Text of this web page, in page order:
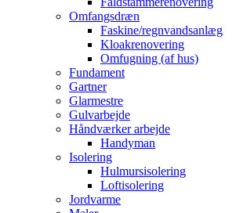
Omfangsdræn
Faskine/regnvandsanlæg
Kloakrenovering
Omfugning (af hus)
Fundament
Gartner
Glarmestre
Gulvarbejde
Håndværker arbejde
Handyman
Isolering
Hulmursisolering
Loftisolering
Jordvarme